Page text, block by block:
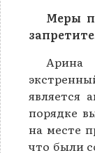
Меры
Арина
является
порядке
на месте
что были